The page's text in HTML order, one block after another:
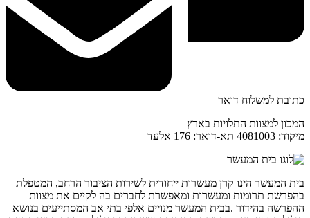
כתובת למשלוח דואר
המכון למצוות התלויות בארץ
מיקוד: 4081003 תא-דואר: 176 אלעד
בית המעשר הינו קרן מעשרות ייחודית לשירות הציבור הרחב, המטפלת
בהפרשת תרומות ומעשרות ומאפשרת לחברים בה לקיים את מצוות
ההפרשה בהידור .בבית המעשר מנויים אלפי בתי אב המסתייעים בנושא